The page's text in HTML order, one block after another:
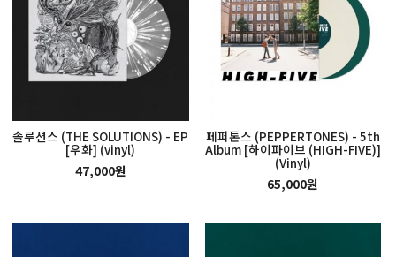
솔루션스 (THE SOLUTIONS) - EP
[우화] (vinyl)
47,000원
페퍼톤스 (PEPPERTONES) - 5th
Album [하이파이브 (HIGH-FIVE)]
(Vinyl)
65,000원